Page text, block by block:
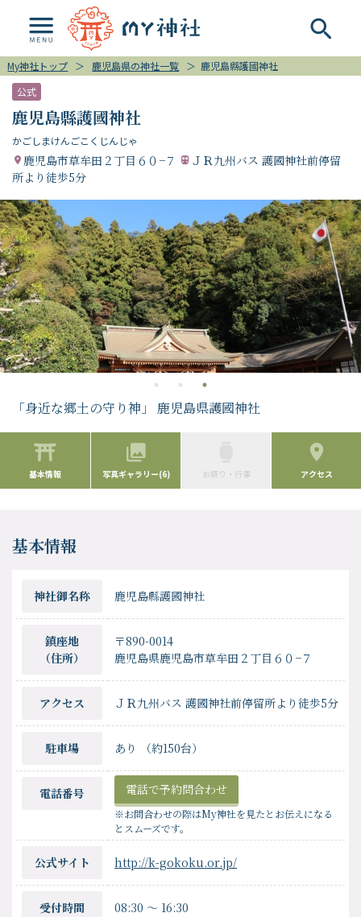
My神社トップ ＞ 鹿児島県の神社一覧 ＞ 鹿児島縣護國神社
公式
鹿児島縣護國神社
かごしまけんごこくじんじゃ
鹿児島市草牟田２丁目６０−７
ＪＲ九州バス 護國神社前停留
所より徒歩5分
「身近な郷土の守り神」 鹿児島県護國神社
基本情報 写真ギャラリー(6) お祭り・行事 アクセス
基本情報
神社御名称 鹿児島縣護國神社
鎮座地
（住所）
〒890-0014
鹿児島県鹿児島市草牟田２丁目６０−７
アクセス ＪＲ九州バス 護國神社前停留所より徒歩5分
駐車場 あり （約150台）
電話番号 電話で予約問合わせ
※お問合わせの際はMy神社を見たとお伝えになる
とスムーズです。
公式サイト http://k-gokoku.or.jp/
受付時間 08:30 〜 16:30